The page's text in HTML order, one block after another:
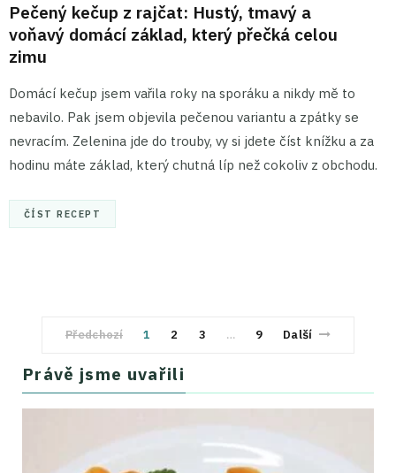
Pečený kečup z rajčat: Hustý, tmavý a
voňavý domácí základ, který přečká celou
zimu
Domácí kečup jsem vařila roky na sporáku a nikdy mě to
nebavilo. Pak jsem objevila pečenou variantu a zpátky se
nevracím. Zelenina jde do trouby, vy si jdete číst knížku a za
hodinu máte základ, který chutná líp než cokoliv z obchodu.
ČÍST RECEPT
Předchozí 1 2 3 … 9 Další
Právě jsme uvařili